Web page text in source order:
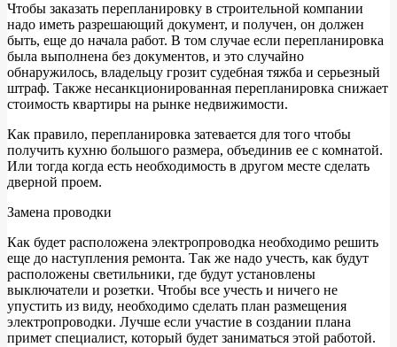
Чтобы заказать перепланировку в строительной компании
надо иметь разрешающий документ, и получен, он должен
быть, еще до начала работ. В том случае если перепланировка
была выполнена без документов, и это случайно
обнаружилось, владельцу грозит судебная тяжба и серьезный
штраф. Также несанкционированная перепланировка снижает
стоимость квартиры на рынке недвижимости.
Как правило, перепланировка затевается для того чтобы
получить кухню большого размера, объединив ее с комнатой.
Или тогда когда есть необходимость в другом месте сделать
дверной проем.
Замена проводки
Как будет расположена электропроводка необходимо решить
еще до наступления ремонта. Так же надо учесть, как будут
расположены светильники, где будут установлены
выключатели и розетки. Чтобы все учесть и ничего не
упустить из виду, необходимо сделать план размещения
электропроводки. Лучше если участие в создании плана
примет специалист, который будет заниматься этой работой.